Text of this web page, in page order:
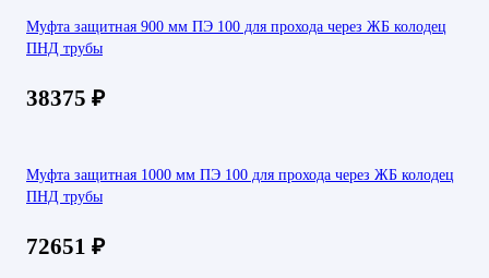
Муфта защитная 900 мм ПЭ 100 для прохода через ЖБ колодец
ПНД трубы
38375 ₽
Муфта защитная 1000 мм ПЭ 100 для прохода через ЖБ колодец
ПНД трубы
72651 ₽